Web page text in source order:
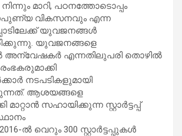
മാറി, പഠനത്തോടൊപ്പം
വികസനവും എന്ന
യുവജനങ്ങൾ
യുവജനങ്ങളെ
അന്വേഷകർ എന്നതിലുപരി തൊഴിൽ
നടപടികളുമായി
ആശയങ്ങളെ
മാറ്റാൻ സഹായിക്കുന്ന സ്റ്റാർട്ടപ്പ്
ൽ വെറും 300 സ്റ്റാർട്ടപ്പുകൾ